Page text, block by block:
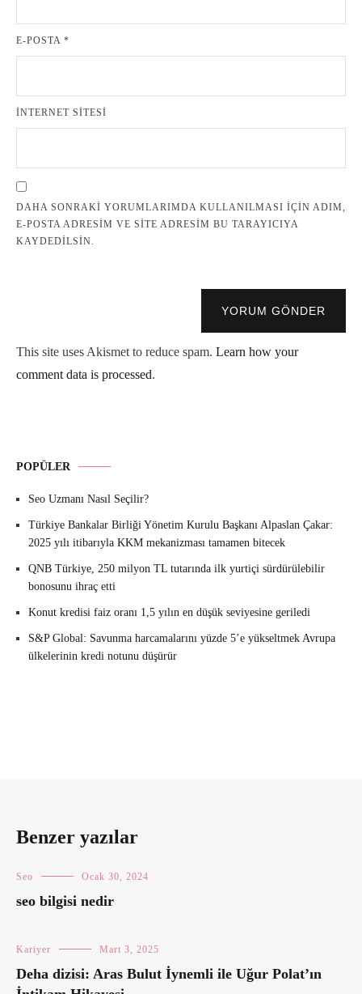
E-POSTA *
İNTERNET SITESI
DAHA SONRAKI YORUMLARIMDA KULLANILMASI IÇIN ADIM,
E-POSTA ADRESIM VE SITE ADRESIM BU TARAYICIYA
KAYDEDILSIN.
YORUM GÖNDER
This site uses Akismet to reduce spam. Learn how your
comment data is processed.
POPÜLER
Seo Uzmanı Nasıl Seçilir?
Türkiye Bankalar Birliği Yönetim Kurulu Başkanı Alpaslan Çakar:
2025 yılı itibarıyla KKM mekanizması tamamen bitecek
QNB Türkiye, 250 milyon TL tutarında ilk yurtiçi sürdürülebilir
bonosunu ihraç etti
Konut kredisi faiz oranı 1,5 yılın en düşük seviyesine geriledi
S&P Global: Savunma harcamalarını yüzde 5’e yükseltmek Avrupa
ülkelerinin kredi notunu düşürür
Benzer yazılar
Seo Ocak 30, 2024
seo bilgisi nedir
Kariyer Mart 3, 2025
Deha dizisi: Aras Bulut İynemli ile Uğur Polat’ın